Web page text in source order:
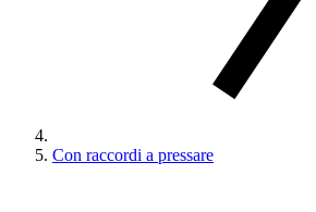
Con raccordi a pressare